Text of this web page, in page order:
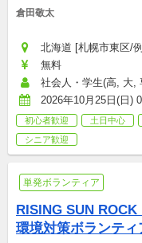
倉田敬太
北海道 [札幌市東区/
無料
社会人・学生(高, 大,
2026年10月25日(日)
初心者歓迎 土日中心
シニア歓迎
単発ボランティア
RISING SUN
環境対策ボランティ